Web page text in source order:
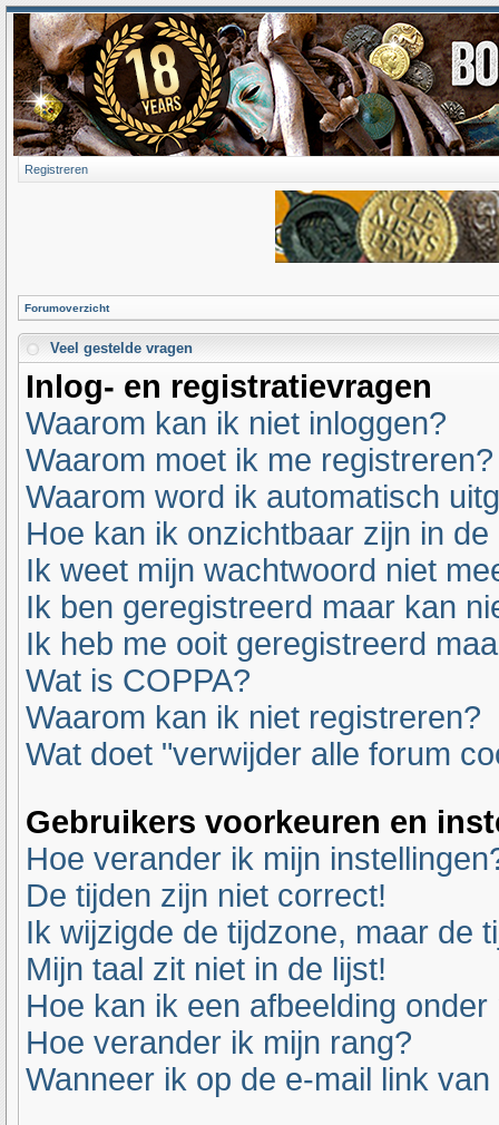
Registreren
Forumoverzicht
Veel gestelde vragen
Inlog- en registratievragen
Waarom kan ik niet inloggen?
Waarom moet ik me registreren?
Waarom word ik automatisch
Hoe kan ik onzichtbaar zijn in
Ik weet mijn wachtwoord niet
Ik ben geregistreerd maar kan
Ik heb me ooit geregistreerd
Wat is COPPA?
Waarom kan ik niet registreren?
Wat doet "verwijder alle forum
Gebruikers voorkeuren en
Hoe verander ik mijn
De tijden zijn niet correct!
Ik wijzigde de tijdzone, maar de
Mijn taal zit niet in de lijst!
Hoe kan ik een afbeelding
Hoe verander ik mijn rang?
Wanneer ik op de e-mail link